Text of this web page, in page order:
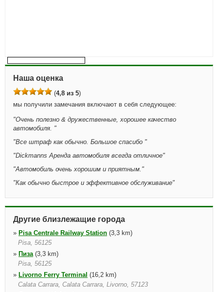
Наша оценка
(4,8 из 5)
мы получили замечания включают в себя следующее:
"Очень полезно & дружественные, хорошее качество
автомобиля. "
"Все штраф как обычно. Большое спасибо "
"Dickmanns Аренда автомобиля всегда отличное"
"Автомобиль очень хорошим и приятным. "
"Как обычно быстрое и эффективное обслуживание"
Другие близлежащие города
» Pisa Centrale Railway Station (3,3 km)
Pisa, 56125
» Пиза(3,3 km)
Pisa, 56125
» Livorno Ferry Terminal (16,2 km)
Calata Carrara, Calata Carrara, Livorno, 57123